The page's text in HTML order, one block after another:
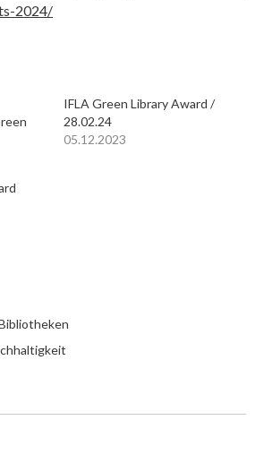
2024/
IFLA Green Library Award /
28.02.24
05.12.2023